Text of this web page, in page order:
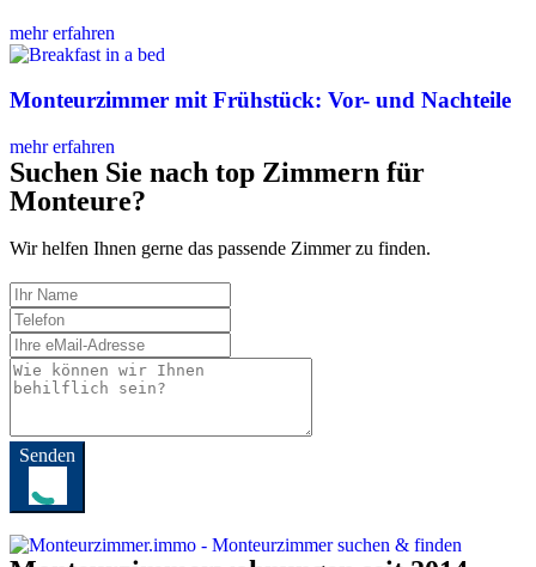
mehr erfahren
Monteurzimmer mit Frühstück: Vor- und Nachteile
mehr erfahren
Suchen Sie nach top Zimmern für
Monteure?
Wir helfen Ihnen gerne das passende Zimmer zu finden.
Senden